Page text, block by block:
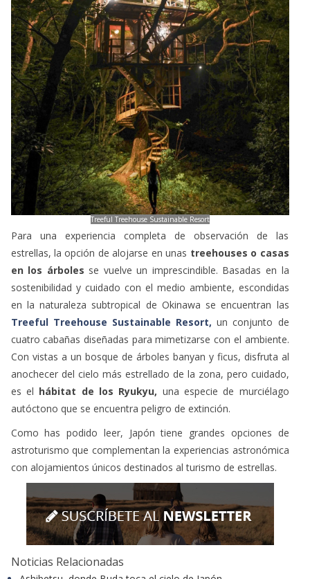
Para una experiencia completa de observación de las
estrellas, la opción de alojarse en unas
se vuelve un imprescindible. Basadas en la
sostenibilidad y cuidado con el medio ambiente, escondidas
en la naturaleza subtropical de Okinawa se encuentran las
Treeful Treehouse Sustainable Resort,
un conjunto de
cuatro cabañas diseñadas para mimetizarse con el ambiente.
Con vistas a un bosque de árboles banyan y ficus, disfruta al
anochecer del cielo más estrellado de la zona, pero cuidado,
hábitat de los Ryukyu, una especie de murciélago
autóctono que se encuentra peligro de extinción.
Como has podido leer, Japón tiene grandes opciones de
astroturismo que complementan la experiencias astronómica
con alojamientos únicos destinados al turismo de estrellas.
Noticias Relacionadas